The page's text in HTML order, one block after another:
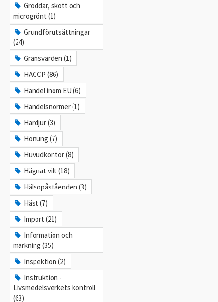
Groddar, skott och
microgrönt (1)
Grundförutsättningar
(24)
Gränsvärden (1)
HACCP (86)
Handel inom EU (6)
Handelsnormer (1)
Hardjur (3)
Honung (7)
Huvudkontor (8)
Hägnat vilt (18)
Hälsopåståenden (3)
Häst (7)
Import (21)
Information och
märkning (35)
Inspektion (2)
Instruktion -
Livsmedelsverkets kontroll
(63)